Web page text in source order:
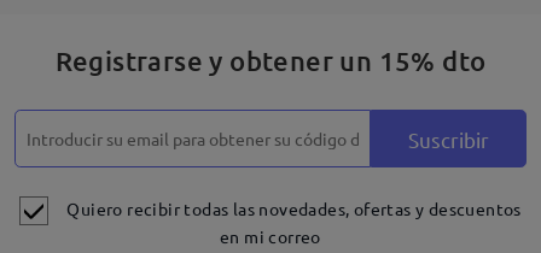
Registrarse y obtener un 15% dto
Suscribir
Quiero recibir todas las novedades, ofertas y descuentos
en mi correo